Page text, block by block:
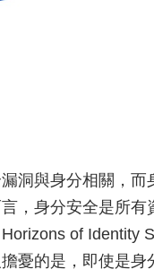
洞與身分相關，
，身分安全是所
of Identity
憂的是，即使是